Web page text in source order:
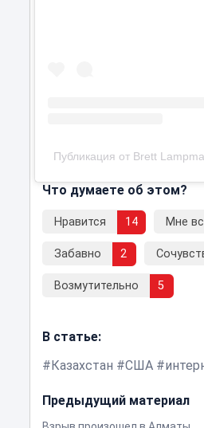
Публикация от Brett
Что думаете об этом?
Нравится 14 Мне
Забавно 2
Возмутительно 5
В статье:
Казахстан
США
Предыдущий материал